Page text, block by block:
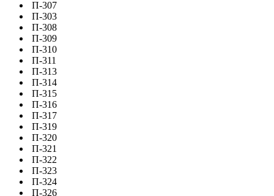
П-307
П-303
П-308
П-309
П-310
П-311
П-313
П-314
П-315
П-316
П-317
П-319
П-320
П-321
П-322
П-323
П-324
П-326